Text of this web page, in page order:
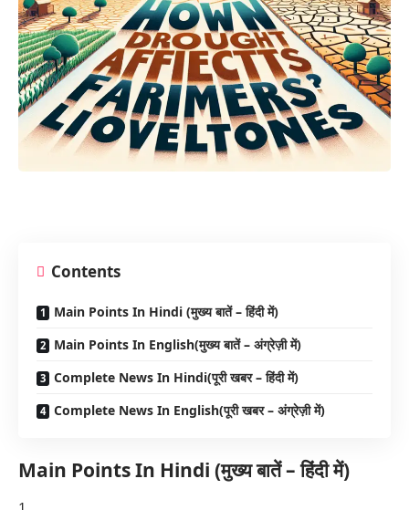
Contents
Main Points In Hindi (मुख्य बातें – हिंदी में)
Main Points In English(मुख्य बातें – अंग्रेज़ी में)
Complete News In Hindi(पूरी खबर – हिंदी में)
Complete News In English(पूरी खबर – अंग्रेज़ी में)
Main Points In Hindi (मुख्य बातें – हिंदी में)